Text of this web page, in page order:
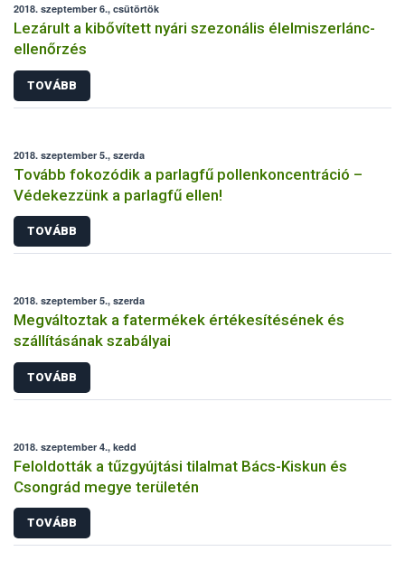
2018. szeptember 6., csütörtök
Lezárult a kibővített nyári szezonális élelmiszerlánc-
ellenőrzés
TOVÁBB
2018. szeptember 5., szerda
Tovább fokozódik a parlagfű pollenkoncentráció –
Védekezzünk a parlagfű ellen!
TOVÁBB
2018. szeptember 5., szerda
Megváltoztak a fatermékek értékesítésének és
szállításának szabályai
TOVÁBB
2018. szeptember 4., kedd
Feloldották a tűzgyújtási tilalmat Bács-Kiskun és
Csongrád megye területén
TOVÁBB